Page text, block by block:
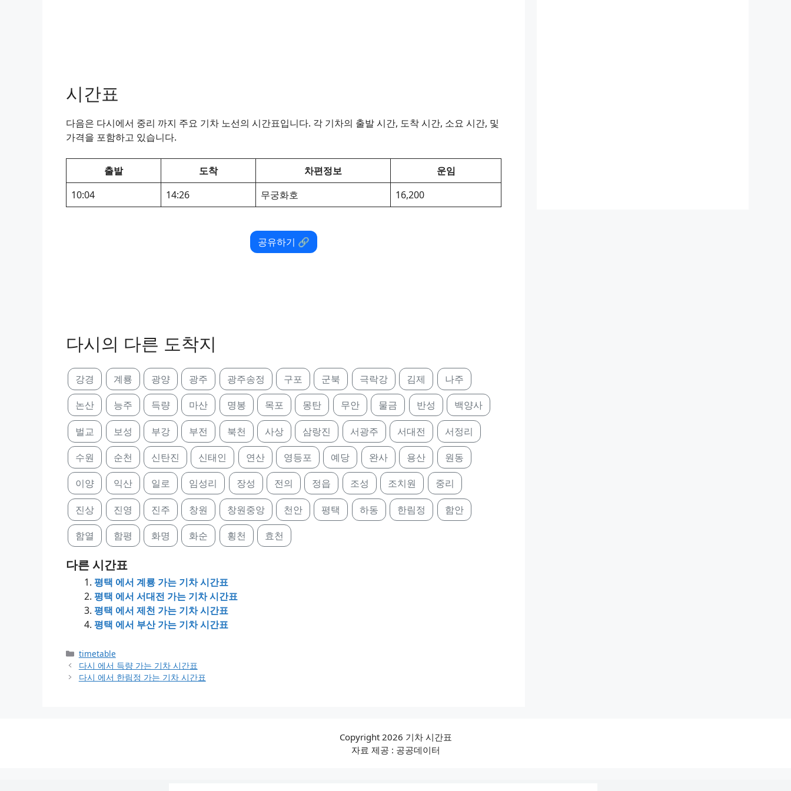
시간표
다음은 다시에서 중리 까지 주요 기차 노선의 시간표입니다. 각 기차의 출발 시간, 도착 시간, 소요 시간, 및
가격을 포함하고 있습니다.
출발 도착 차편정보
운임
10:04
14:26 무궁화호 16,200
공유하기 🔗
다시의 다른 도착지
강경 계룡 광양 광주 광주송정 구포 군북 극락강 김제 나주
논산 능주 득량 마산 명봉 목포 몽탄 무안 물금 반성 백양사
벌교 보성 부강 부전 북천 사상 삼랑진 서광주 서대전 서정리
수원 순천 신탄진 신태인 연산 영등포 예당 완사 용산 원동
이양 익산 일로 임성리 장성 전의 정읍 조성 조치원 중리
진상 진영 진주 창원 창원중앙 천안 평택 하동 한림정 함안
함열 함평 화명 화순 횡천 효천
다른 시간표
평택 에서 계룡 가는 기차 시간표
평택 에서 서대전 가는 기차 시간표
평택 에서 제천 가는 기차 시간표
평택 에서 부산 가는 기차 시간표
Categories
timetable
다시 에서 득량 가는 기차 시간표
다시 에서 한림정 가는 기차 시간표
Copyright 2026 기차 시간표
자료 제공 : 공공데이터